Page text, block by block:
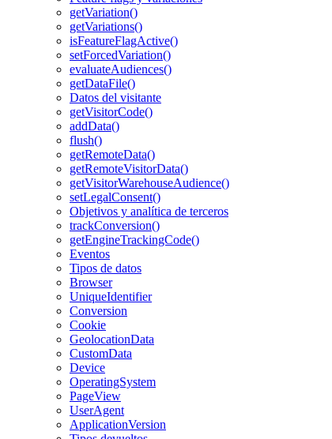
getVariation()
getVariations()
isFeatureFlagActive()
setForcedVariation()
evaluateAudiences()
getDataFile()
Datos del visitante
getVisitorCode()
addData()
flush()
getRemoteData()
getRemoteVisitorData()
getVisitorWarehouseAudience()
setLegalConsent()
Objetivos y analítica de terceros
trackConversion()
getEngineTrackingCode()
Eventos
Tipos de datos
Browser
UniqueIdentifier
Conversion
Cookie
GeolocationData
CustomData
Device
OperatingSystem
PageView
UserAgent
ApplicationVersion